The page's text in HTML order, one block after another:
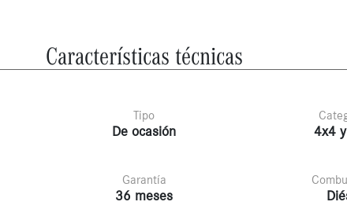
Características técnicas
Tipo
De ocasión 4x4
Garantía
36 meses